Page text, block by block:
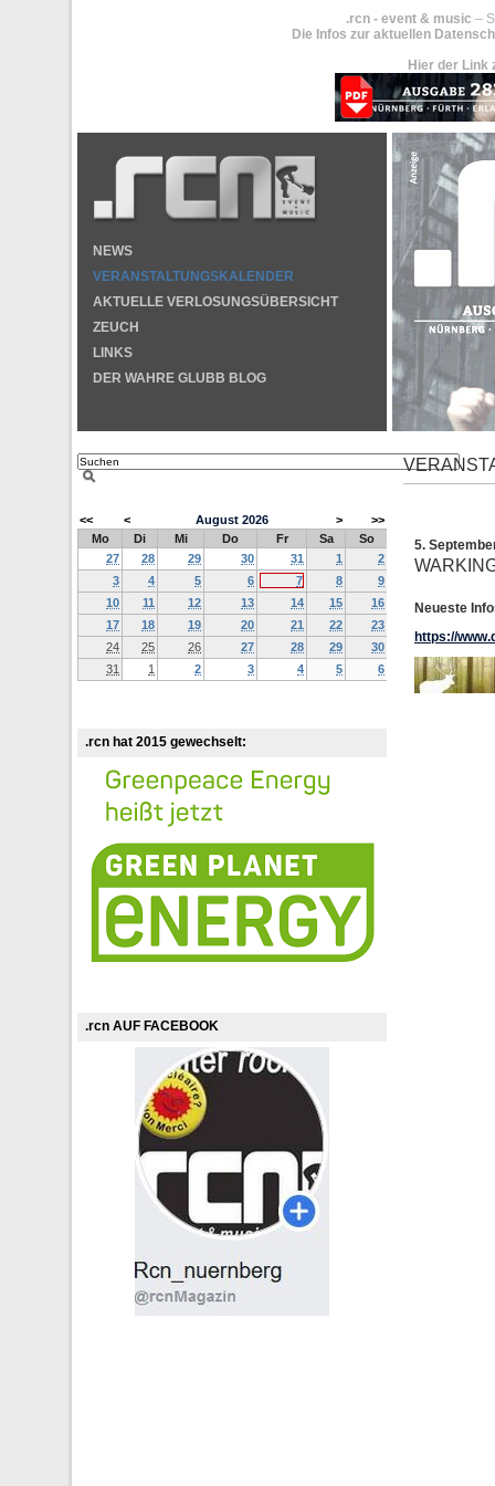
.rcn - event & music –
Die Infos zur aktuellen
Hier der Link
NEWS
VERANSTALTUNGSKALENDER
AKTUELLE VERLOSUNGSÜBERSICHT
ZEUCH
LINKS
DER WAHRE GLUBB BLOG
<< < August 2026 >
>>
Mo
Di Mi Do Fr Sa
So
27
28 29 30 31 1
2
3
4 5 6 7 8
9
10
11 12 13 14 15
16
17
18 19 20 21 22
23
24
25 26 27 28 29
30
31
1 2 3 4 5 6
.rcn hat 2015 gewechselt:
.rcn AUF FACEBOOK
5.
Neueste
https://